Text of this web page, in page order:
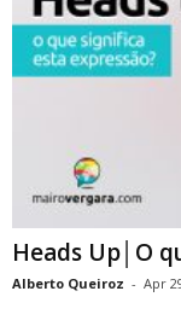
Heads Up│O
Alberto Queiroz - Apr